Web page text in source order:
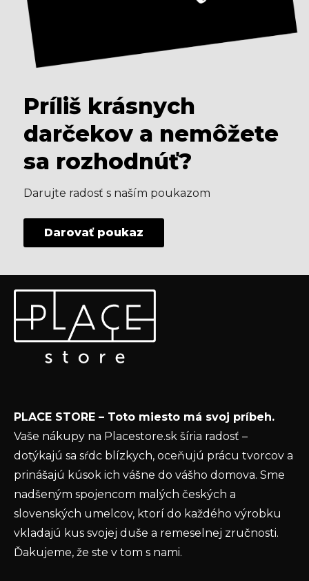
Príliš krásnych
darčekov a nemôžete
sa rozhodnúť?
Darujte radosť s naším poukazom
Darovať poukaz
Odoberať newsletter
Vložte svoj e-mail a my Vám budeme zasielať informácie
o nových produktoch na našom e-shope.
ochrany osobných údajov
PRIHLÁSIŤ SA
PLACE STORE – Toto miesto má svoj príbeh.
Vaše nákupy na Placestore.sk šíria radosť –
dotýkajú sa sŕdc blízkych, oceňujú prácu tvorcov a
prinášajú kúsok ich vášne do vášho domova. Sme
nadšeným spojencom malých českých a
slovenských umelcov, ktorí do každého výrobku
vkladajú kus svojej duše a remeselnej zručnosti.
Ďakujeme, že ste v tom s nami.